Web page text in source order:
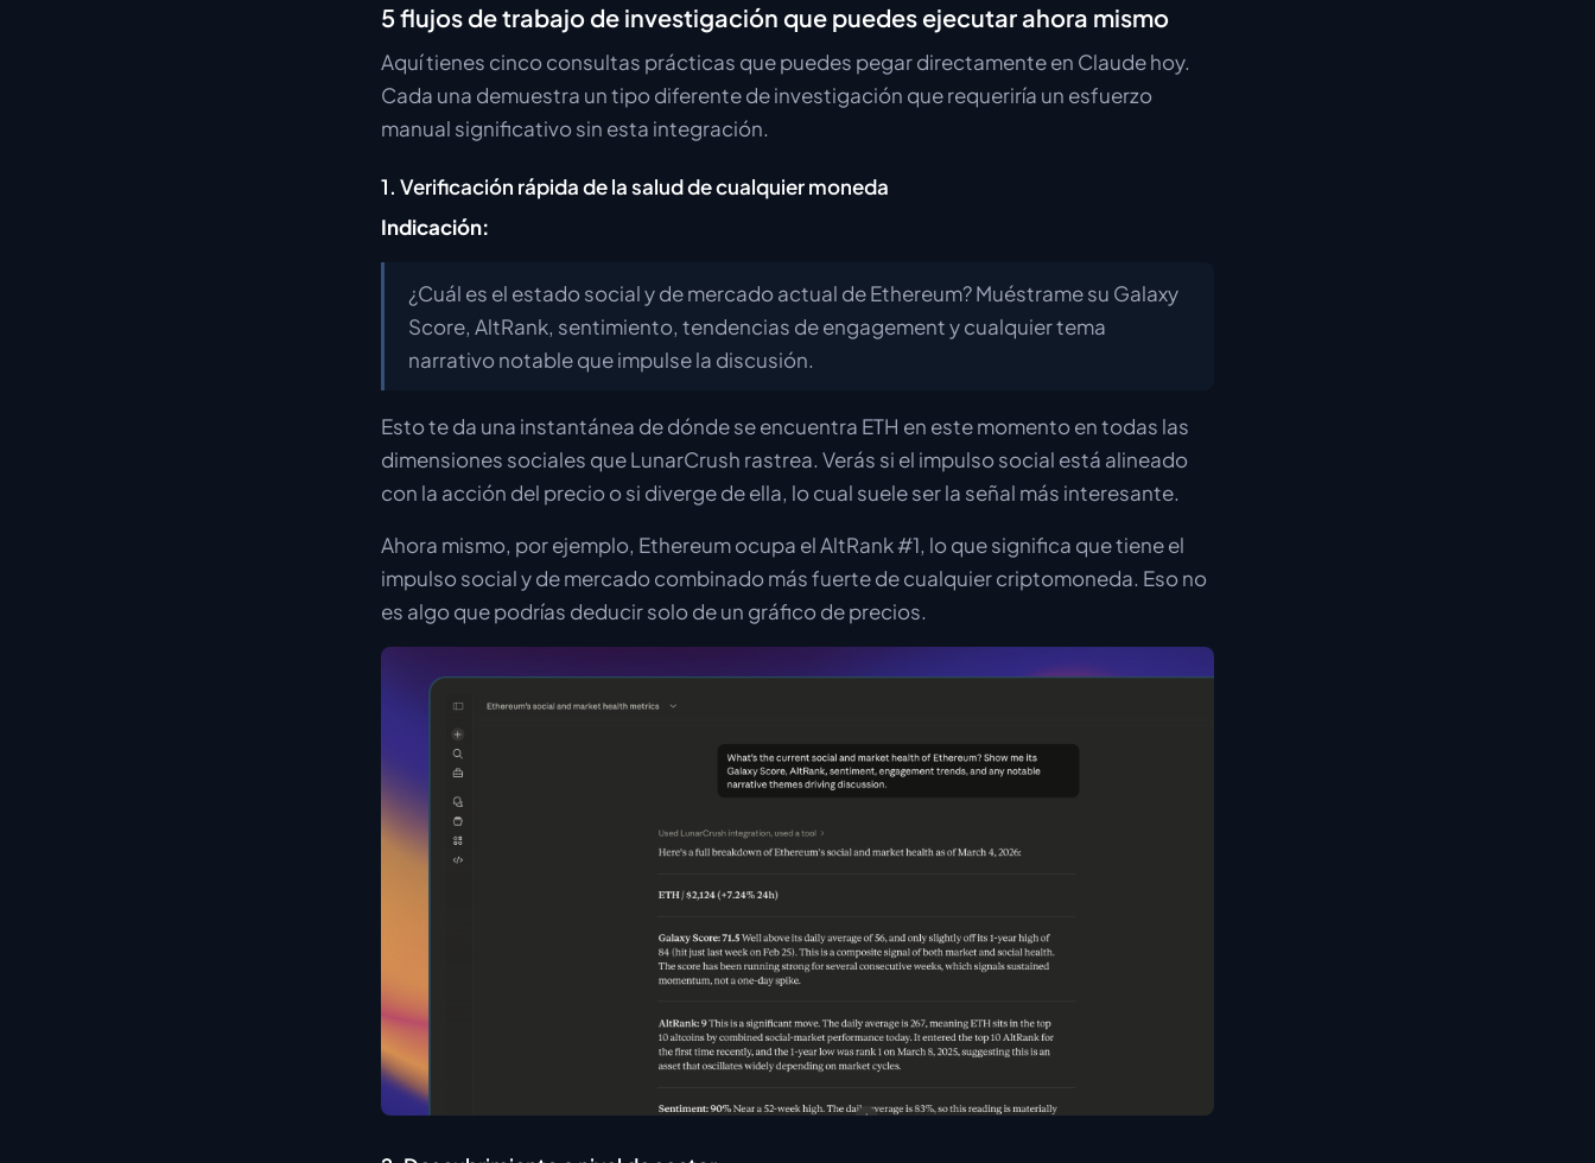
5 flujos de trabajo de investigación que puedes ejecutar ahora mismo
Aquí tienes cinco consultas prácticas que puedes pegar directamente en Claude hoy.
Cada una demuestra un tipo diferente de investigación que requeriría un esfuerzo
manual significativo sin esta integración.
1. Verificación rápida de la salud de cualquier moneda
Indicación:
¿Cuál es el estado social y de mercado actual de Ethereum? Muéstrame su Galaxy
Score, AltRank, sentimiento, tendencias de engagement y cualquier tema
narrativo notable que impulse la discusión.
Esto te da una instantánea de dónde se encuentra ETH en este momento en todas las
dimensiones sociales que LunarCrush rastrea. Verás si el impulso social está alineado
con la acción del precio o si diverge de ella, lo cual suele ser la señal más interesante.
Ahora mismo, por ejemplo, Ethereum ocupa el AltRank #1, lo que significa que tiene el
impulso social y de mercado combinado más fuerte de cualquier criptomoneda. Eso no
es algo que podrías deducir solo de un gráfico de precios.